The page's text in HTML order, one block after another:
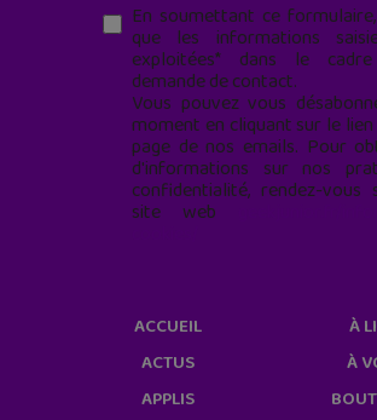
En soumettant ce formulaire,
que les informations
exploitées* dans le
demande de contact.
Vous pouvez vous
moment en cliquant sur le lien
page de nos emails. Pour
d'informations sur nos
confidentialité, rendez-
site web
ACCUEIL
ACTUS
APPLIS
À
À